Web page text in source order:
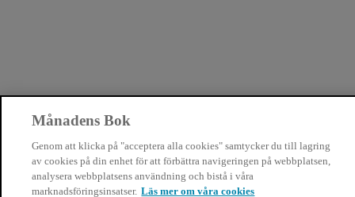
Månadens Bok
Genom att klicka på "acceptera alla cookies" samtycker du till lagring
av cookies på din enhet för att förbättra navigeringen på webbplatsen,
analysera webbplatsens användning och bistå i våra
marknadsföringsinsatser. Läs mer om våra cookies